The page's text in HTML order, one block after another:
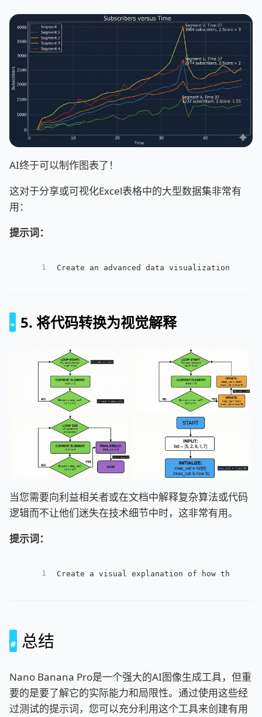
AI终于可以制作图表了！
这对于分享或可视化Excel表格中的大型数据集非常有
用：
提示词：
1 Create an advanced data visualization
5. 将代码转换为视觉解释
当您需要向利益相关者或在文档中解释复杂算法或代码
逻辑而不让他们迷失在技术细节中时，这非常有用。
提示词：
1 Create a visual explanation of how this
总结
Nano Banana Pro是一个强大的AI图像生成工具，但重
要的是要了解它的实际能力和局限性。通过使用这些经
过测试的提示词，您可以充分利用这个工具来创建有用